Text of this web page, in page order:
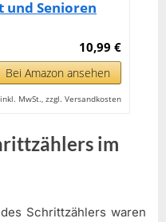
und Senioren
10,99 €
Bei Amazon ansehen
MwSt., zzgl. Versandkosten
im
Schrittzählers waren